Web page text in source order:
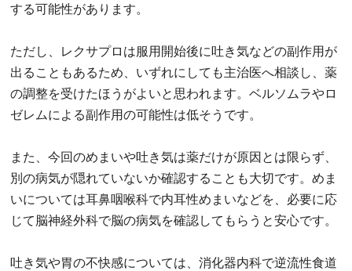
する可能性があります。
ただし、レクサプロは服用開始後に吐き気などの副作用が
出ることもあるため、いずれにしても主治医へ相談し、薬
の調整を受けたほうがよいと思われます。ベルソムラやロ
ゼレムによる副作用の可能性は低そうです。
また、今回のめまいや吐き気は薬だけが原因とは限らず、
別の病気が隠れていないか確認することも大切です。めま
いについては耳鼻咽喉科で内耳性めまいなどを、必要に応
じて脳神経外科で脳の病気を確認してもらうと安心です。
吐き気や胃の不快感については、消化器内科で逆流性食道